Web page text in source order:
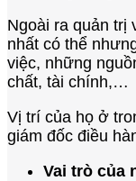
Ngoài ra quản trị
nhất có thể
việc, những
chất, tài chính,…
Vị trí của họ ở
giám đốc điều
Vai trò của